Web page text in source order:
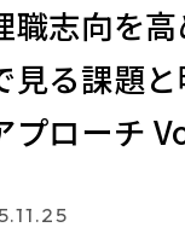
職志向を高
見る課題
ローチ